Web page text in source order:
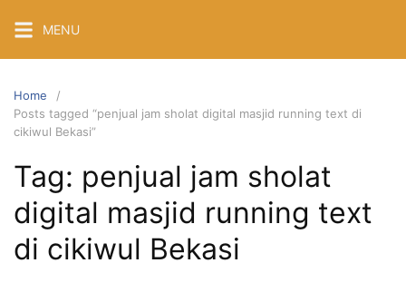
content
MENU
Home
Posts tagged “penjual jam sholat digital masjid running text di
cikiwul Bekasi”
Tag: penjual jam sholat
digital masjid running text
di cikiwul Bekasi